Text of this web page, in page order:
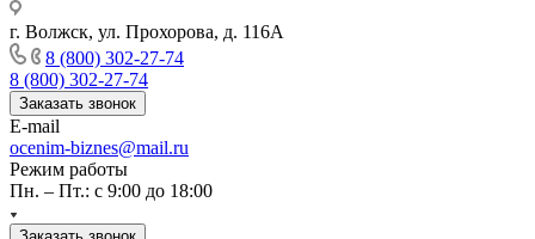
г. Волжск, ул. Прохорова, д. 116А
8 (800) 302-27-74
8 (800) 302-27-74
Заказать звонок
E-mail
ocenim-biznes@mail.ru
Режим работы
Пн. – Пт.: с 9:00 до 18:00